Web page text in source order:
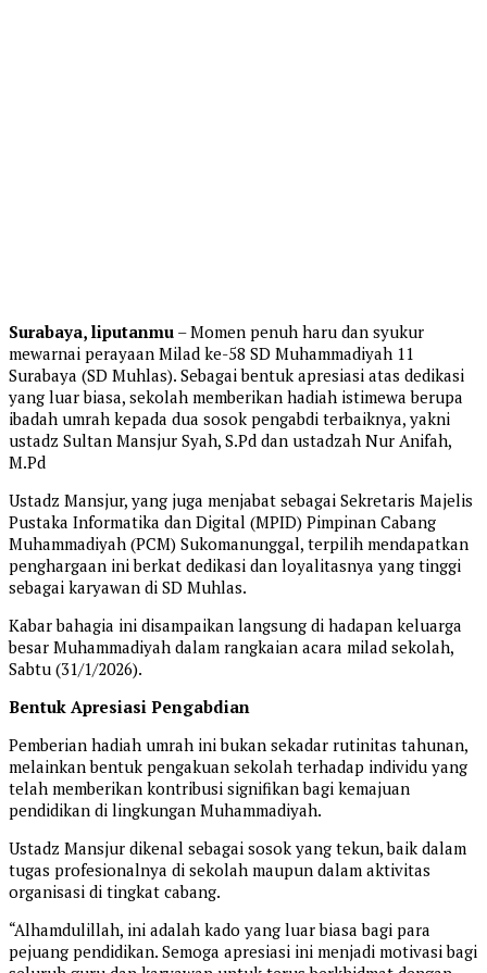
Surabaya, liputanmu – Momen penuh haru dan syukur
mewarnai perayaan Milad ke-58 SD Muhammadiyah 11
Surabaya (SD Muhlas). Sebagai bentuk apresiasi atas dedikasi
yang luar biasa, sekolah memberikan hadiah istimewa berupa
ibadah umrah kepada dua sosok pengabdi terbaiknya, yakni
ustadz Sultan Mansjur Syah, S.Pd dan ustadzah Nur Anifah,
M.Pd
Ustadz Mansjur, yang juga menjabat sebagai Sekretaris Majelis
Pustaka Informatika dan Digital (MPID) Pimpinan Cabang
Muhammadiyah (PCM) Sukomanunggal, terpilih mendapatkan
penghargaan ini berkat dedikasi dan loyalitasnya yang tinggi
sebagai karyawan di SD Muhlas.
Kabar bahagia ini disampaikan langsung di hadapan keluarga
besar Muhammadiyah dalam rangkaian acara milad sekolah,
Sabtu (31/1/2026).
Bentuk Apresiasi Pengabdian
Pemberian hadiah umrah ini bukan sekadar rutinitas tahunan,
melainkan bentuk pengakuan sekolah terhadap individu yang
telah memberikan kontribusi signifikan bagi kemajuan
pendidikan di lingkungan Muhammadiyah.
Ustadz Mansjur dikenal sebagai sosok yang tekun, baik dalam
tugas profesionalnya di sekolah maupun dalam aktivitas
organisasi di tingkat cabang.
“Alhamdulillah, ini adalah kado yang luar biasa bagi para
pejuang pendidikan. Semoga apresiasi ini menjadi motivasi bagi